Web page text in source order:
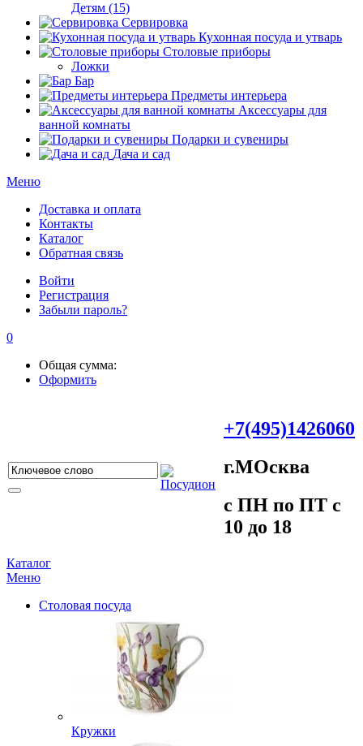
Детям (15)
Сервировка
Кухонная посуда и утварь
Столовые приборы
Ложки
Бар
Предметы интерьера
Аксессуары для
ванной комнаты
Подарки и сувениры
Дача и сад
Меню
Доставка и оплата
Контакты
Каталог
Обратная связь
Войти
Регистрация
Забыли пароль?
0
Общая сумма:
Оформить
+7(495)1426060
г.МOсква
c ПH пo ПT c
10 до 18
Каталог
Меню
Столовая посуда
Кружки